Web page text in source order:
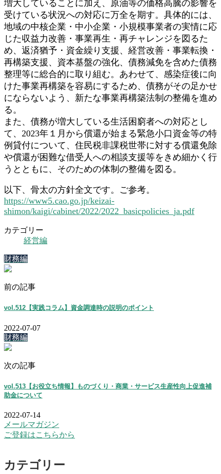
増大していることに加え、原油等の価格高騰の影響を
受けている状況への対応に万全を期す。具体的には、
地域の中核企業・中小企業・小規模事業者の実情に応
じた収益力改善・事業再生・再チャレンジを図るた
め、返済猶予・資金繰り支援、経営改善・事業転換・
再構築支援、資本基盤の強化、債務減免を含めた債務
整理等に総合的に取り組む。あわせて、感染症後に向
けた事業再構築を容易にするため、債務がその足かせ
にならないよう、新たな事業再構築法制の整備を進め
る。
また、債務が増大している生活困窮者への対応とし
て、2023年１月から償還が始まる緊急小口資金等の特
例貸付について、住民税非課税世帯に対する償還免除
や償還が困難な借受人への相談支援等をきめ細かく行
うとともに、そのための体制の整備を図る。
以下、骨太の方針全文です。ご参考。
https://www5.cao.go.jp/keizai-
shimon/kaigi/cabinet/2022/2022_basicpolicies_ja.pdf
カテゴリー
経営編
財務編
前の記事
vol.512【実践コラム】資金調達時の説明のポイント
2022-07-07
財務編
次の記事
vol.513【お役立ち情報】ものづくり・商業・サービス生産性向上促進補
助金について
2022-07-14
メールマガジン
ご登録はこちらから
カテゴリー